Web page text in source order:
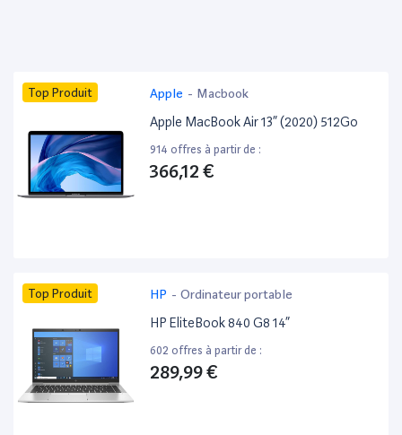
Top Produit Apple - Macbook
Apple MacBook Air 13” (2020) 512Go
914 offres à partir de :
366,12 €
Top Produit HP - Ordinateur portable
HP EliteBook 840 G8 14”
602 offres à partir de :
289,99 €